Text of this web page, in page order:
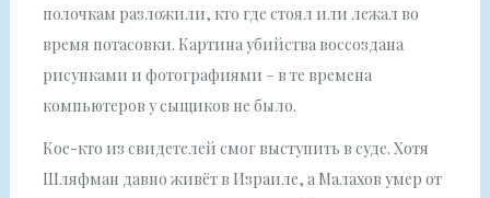
полочкам разложили, кто где стоял или лежал во
время потасовки. Картина убийства воссоздана
рисунками и фотографиями – в те времена
компьютеров у сыщиков не было.
Кое-кто из свидетелей смог выступить в суде. Хотя
Шляфман давно живёт в Израиле, а Малахов умер от